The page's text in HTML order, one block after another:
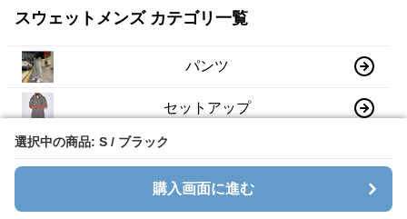
選択中の商品: S / ブラック
購入画面に進む
選択中の商品: S / ブラック
購入画面に進む
スウェットメンズ カテゴリ一覧
パンツ
セットアップ
スウェットシャツ